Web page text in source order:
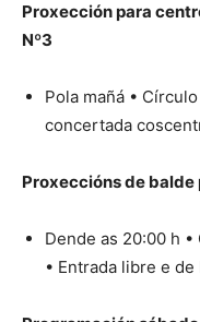
Proxección para
Nº3
Pola mañá •
concertada
Proxeccións de
Dende as 20:00 h
• Entrada libre e